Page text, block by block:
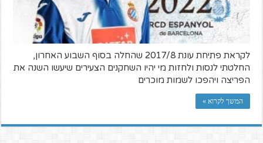
לקראת פתיחת עונת 2017/8 שהחלה בסוף השבוע האחרון,
החלטתי לנסות ולחזות מי יהיו השחקנים הצעירים שיעשו השנה את
הפריצה ויהפכו לשמות מוכרים
המשך לקרוא »